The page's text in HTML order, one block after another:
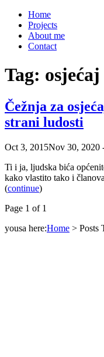
Home
Projects
About me
Contact
Tag:
Čežnja za
strani ludosti
Oct 3, 2015Nov 30, 2020
Ti i ja, ljudska bića
kako vlastito tako i
(continue)
Page 1 of 1
yousa here:Home > Posts